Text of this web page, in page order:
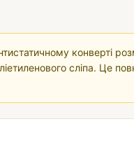
конверті
сліпа. Це